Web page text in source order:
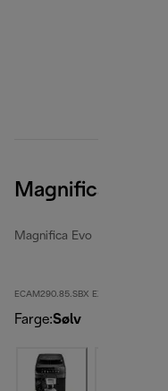
Magnifica Evo
Magnifica Evo
ECAM290.85.SBX EX:1
Farge:Sølv